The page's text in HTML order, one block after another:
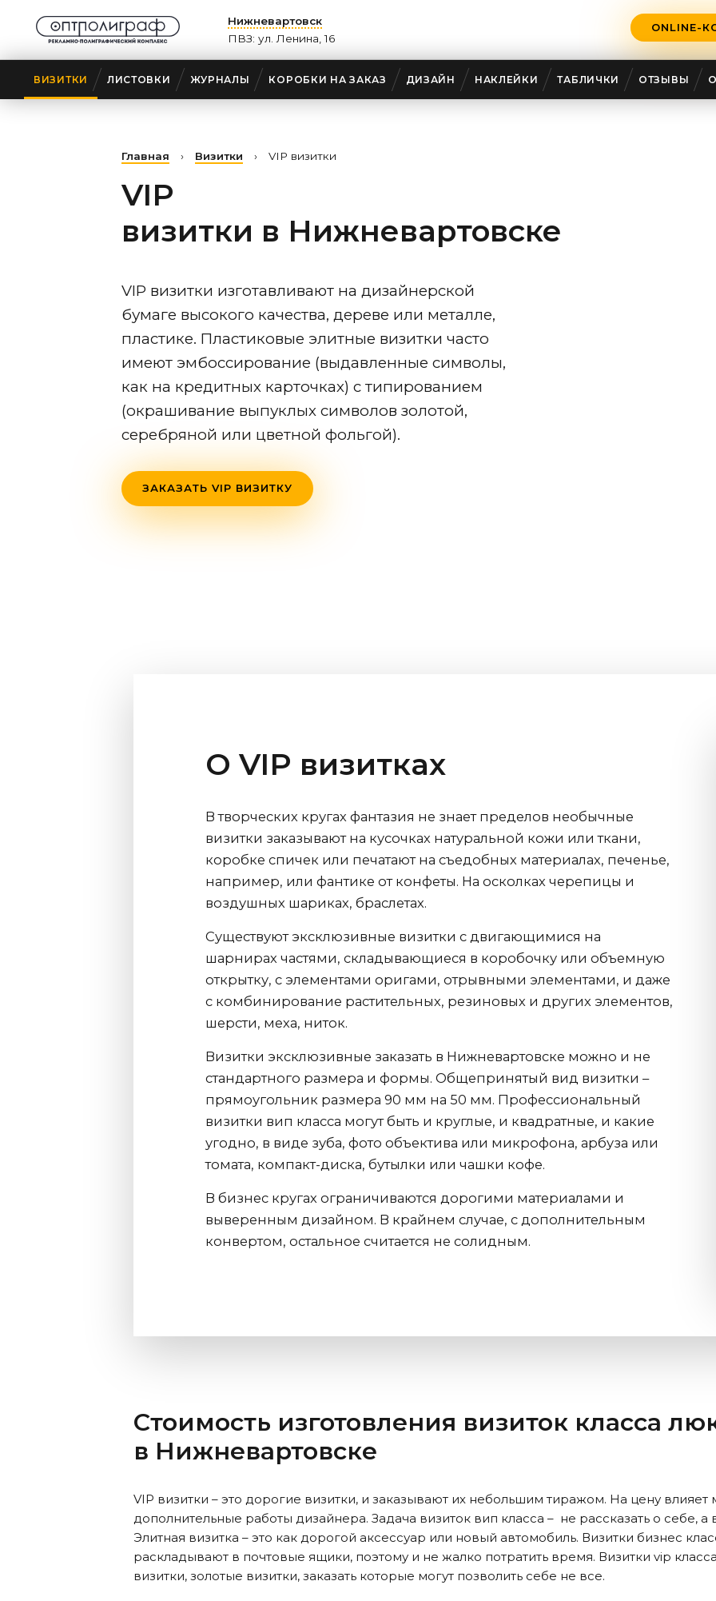
Нижневартовск
ПВЗ: ул. Ленина, 16
ONLINE-
ВИЗИТКИ ЛИСТОВКИ ЖУРНАЛЫ КОРОБКИ НА ЗАКАЗ ДИЗАЙН НАКЛЕЙКИ ТАБЛИЧКИ ОТЗЫВЫ
Главная › Визитки › VIP визитки
VIP
визитки в Нижневартовске
VIP визитки изготавливают на дизайнерской
бумаге высокого качества, дереве или металле,
пластике. Пластиковые элитные визитки часто
имеют эмбоссирование (выдавленные символы,
как на кредитных карточках) с типированием
(окрашивание выпуклых символов золотой,
серебряной или цветной фольгой).
ЗАКАЗАТЬ VIP ВИЗИТКУ
О VIP визитках
В творческих кругах фантазия не знает пределов необычные
визитки заказывают на кусочках натуральной кожи или ткани,
коробке спичек или печатают на съедобных материалах, печенье,
например, или фантике от конфеты. На осколках черепицы и
воздушных шариках, браслетах.
Существуют эксклюзивные визитки с двигающимися на
шарнирах частями, складывающиеся в коробочку или объемную
открытку, с элементами оригами, отрывными элементами, и даже
с комбинирование растительных, резиновых и других элементов,
шерсти, меха, ниток.
Визитки эксклюзивные заказать в Нижневартовске можно и не
стандартного размера и формы. Общепринятый вид визитки –
прямоугольник размера 90 мм на 50 мм. Профессиональный
визитки вип класса могут быть и круглые, и квадратные, и какие
угодно, в виде зуба, фото объектива или микрофона, арбуза или
томата, компакт-диска, бутылки или чашки кофе.
В бизнес кругах ограничиваются дорогими материалами и
выверенным дизайном. В крайнем случае, с дополнительным
конвертом, остальное считается не солидным.
Стоимость изготовления визиток класса
в Нижневартовске
VIP визитки – это дорогие визитки, и заказывают их небольшим тиражом. На цену влияет
дополнительные работы дизайнера. Задача визиток вип класса – не рассказать о себе,
Элитная визитка – это как дорогой аксессуар или новый автомобиль. Визитки бизнес
раскладывают в почтовые ящики, поэтому и не жалко потратить время. Визитки vip
визитки, золотые визитки, заказать которые могут позволить себе не все.